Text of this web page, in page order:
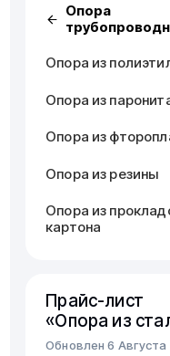
Опора
Опора из
Опора из
Опора из
Опора из резины
Опора из
картона
Прайс-лист
«Опора из
Обновлен 6 Августа